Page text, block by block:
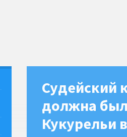
Судейский
должна
Кукурельи